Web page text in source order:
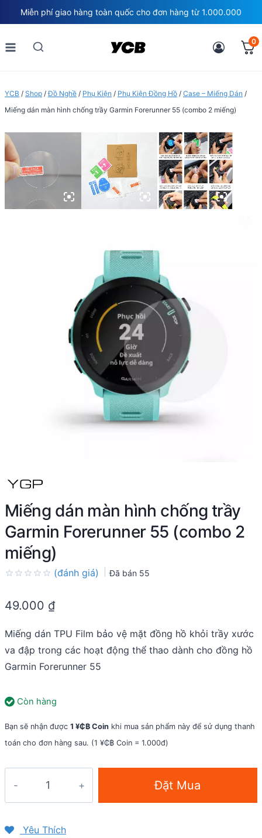
to
content
Miễn phí giao hàng toàn quốc cho đơn hàng từ 1.000.000
0
YCB / Shop /Đồ Nghề / Phụ Kiện / Phụ Kiện Đồng Hồ / Case – Miếng Dán /
Miếng dán màn hình chống trầy Garmin Forerunner 55 (combo 2 miếng)
Miếng dán màn hình chống trầy
Garmin Forerunner 55 (combo 2
miếng)
out
(đánh giá) Đã bán 55
49.000 ₫
Miếng dán TPU Film bảo vệ mặt đồng hồ khỏi trầy xước
va đập trong các hoạt động thể thao dành cho đồng hồ
Garmin Forerunner 55
Còn hàng
Bạn sẽ nhận được 1 ¥₵฿ Coin khi mua sản phẩm này để sử dụng thanh
toán cho đơn hàng sau. (1 ¥₵฿ Coin = 1.000đ)
hình
Đặt Mua
Yêu Thích